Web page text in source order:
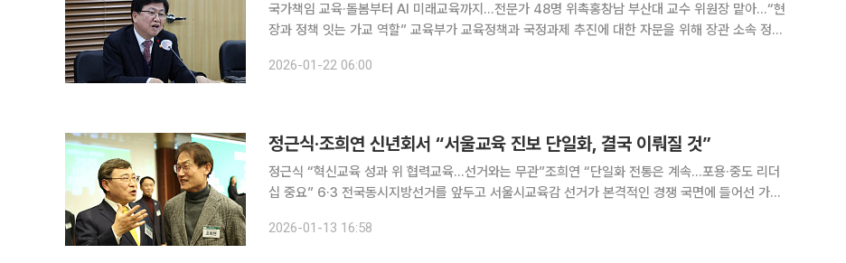
국가책임 교육·돌봄부터 AI 미래교육까지…전문가 48명 위촉홍창남 부산대 교수 위원장 맡아…“현
장과 정책 잇는 가교 역할” 교육부가 교육정책과 국정과제 추진에 대한 자문을 위해 장관 소속 정책
2026-01-22 06:00
정근식·조희연 신년회서 “서울교육 진보 단일화, 결국 이뤄질 것”
정근식 “혁신교육 성과 위 협력교육…선거와는 무관”조희연 “단일화 전통은 계속…포용·중도 리더
십 중요” 6·3 전국동시지방선거를 앞두고 서울시교육감 선거가 본격적인 경쟁 국면에 들어선 가운
직인 정근식 교육감과 조희연 전 교육감은 서울교육의 큰 흐름을 강조하며
2026-01-13 16:58